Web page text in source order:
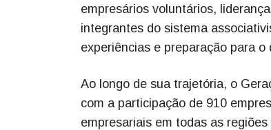
empresários voluntários,
integrantes do sistema
experiências e preparação para
Ao longo de sua trajetória, o
com a participação de 910
empresariais em todas as